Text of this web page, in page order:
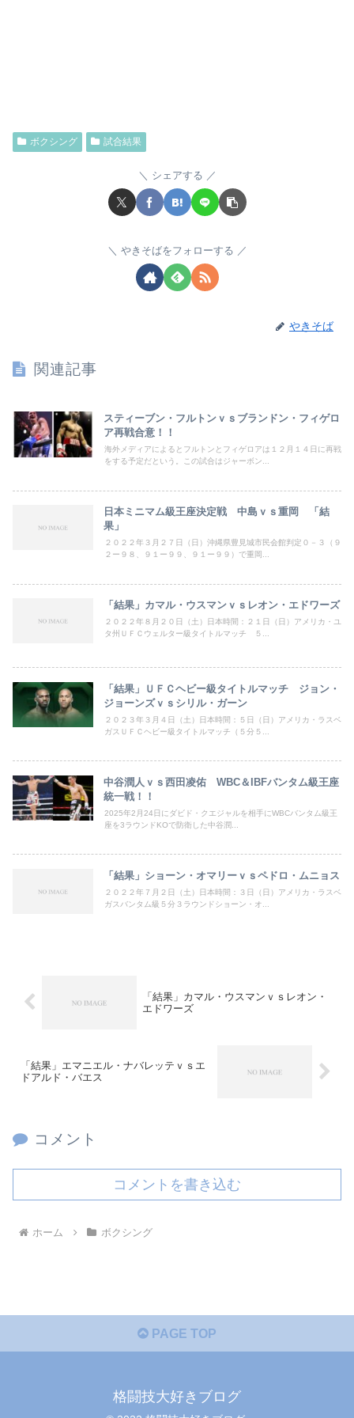
ボクシング 試合結果
シェアする
やきそばをフォローする
やきそば
関連記事
スティーブン・フルトンｖｓブランドン・フィゲロ
ア再戦合意！！
海外メディアによるとフルトンとフィゲロアは１２月１４日に再戦
をする予定だという。この試合はジャーボン...
日本ミニマム級王座決定戦 中島ｖｓ重岡 「結
果」
２０２２年３月２７日（日）沖縄県豊見城市民会館判定０－３（９
２ー９８、９１ー９９、９１ー９９）で重岡...
「結果」カマル・ウスマンｖｓレオン・エドワーズ
２０２２年８月２０日（土）日本時間：２１日（日）アメリカ・ユ
タ州ＵＦＣウェルター級タイトルマッチ ５...
「結果」ＵＦＣヘビー級タイトルマッチ ジョン・
ジョーンズｖｓシリル・ガーン
２０２３年３月４日（土）日本時間：５日（日）アメリカ・ラスベ
ガスＵＦＣヘビー級タイトルマッチ（５分５...
中谷潤人ｖｓ西田凌佑 WBC＆IBFバンタム級王座
統一戦！！
2025年2月24日にダビド・クエジャルを相手にWBCバンタム級王
座を3ラウンドKOで防衛した中谷潤...
「結果」ショーン・オマリーｖｓペドロ・ムニョス
２０２２年７月２日（土）日本時間：３日（日）アメリカ・ラスベ
ガスバンタム級５分３ラウンドショーン・オ...
「結果」カマル・ウスマンｖｓレオン・
エドワーズ
「結果」エマニエル・ナバレッテｖｓエ
ドアルド・バエス
コメント
コメントを書き込む
ホーム ボクシング
PAGE TOP
格闘技大好きブログ